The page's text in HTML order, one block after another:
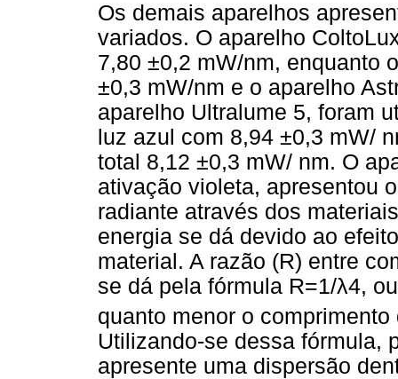
Os demais aparelhos
variados. O aparelho
7,80 ±0,2 mW/nm, enquanto
±0,3 mW/nm e o aparelho
aparelho Ultralume 5, foram
luz azul com 8,94 ±0,3 mW/
total 8,12 ±0,3 mW/ nm. O
ativação violeta, apresentou
radiante através dos
energia se dá devido ao
material. A razão (R) entre
se dá pela fórmula R=1/λ4,
quanto menor o
Utilizando-se dessa fórmula,
apresente uma dispersão